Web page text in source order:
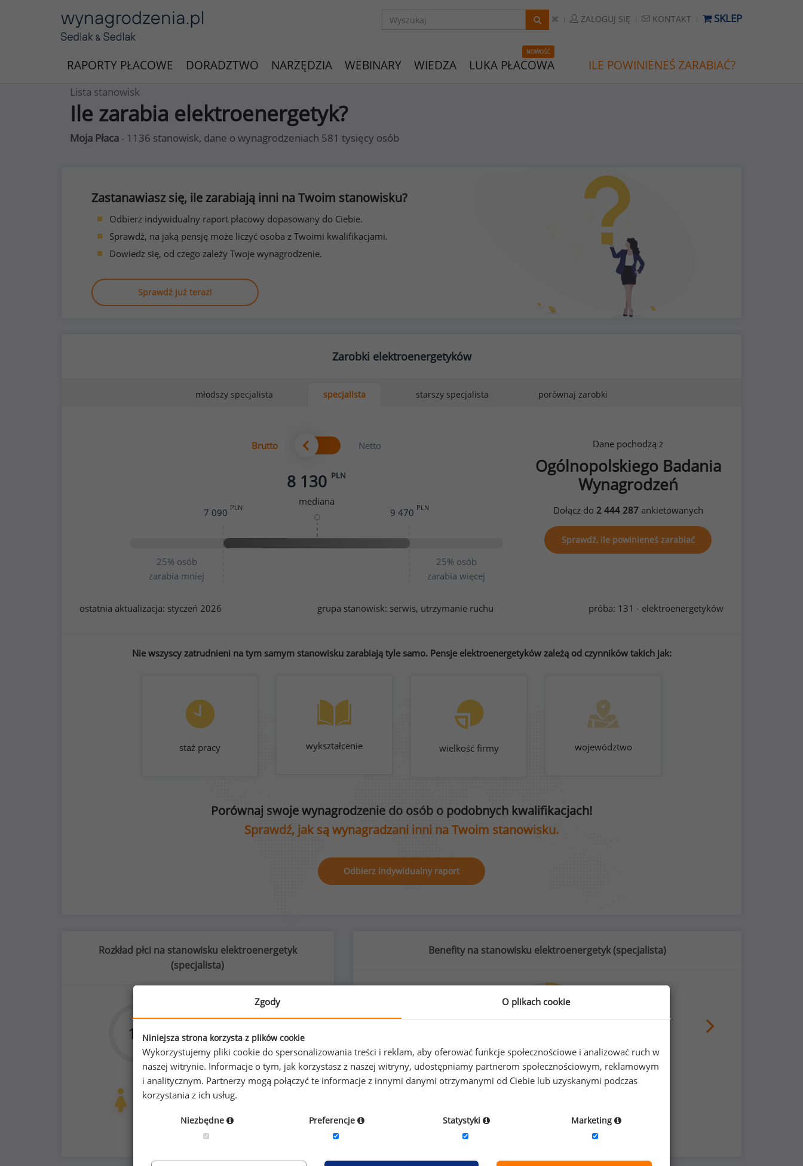
ZALOGUJ SIĘ KONTAKT SKLEP
RAPORTY PŁACOWE DORADZTWO NARZĘDZIA WEBINARY WIEDZA
NOWOŚĆ
LUKA PŁACOWA ILE POWINIENEŚ ZARABIAĆ?
Lista stanowisk
Ile zarabia elektroenergetyk?
Moja Płaca - 1136 stanowisk, dane o wynagrodzeniach 581 tysięcy osób
Zastanawiasz się, ile zarabiają inni na Twoim stanowisku?
Odbierz indywidualny raport płacowy dopasowany do Ciebie.
Sprawdź, na jaką pensję może liczyć osoba z Twoimi kwalifikacjami.
Dowiedz się, od czego zależy Twoje wynagrodzenie.
Sprawdź już teraz!
Zarobki elektroenergetyków
młodszy specjalista specjalista starszy specjalista porównaj zarobki
Brutto Netto
8 130 PLN
mediana
25% osób
zarabia mniej
25% osób
zarabia więcej
7 090 PLN 9 470 PLN
Dane pochodzą z
Ogólnopolskiego Badania
Wynagrodzeń
Dołącz do 2 444 287ankietowanych
Sprawdź, ile powinieneś zarabiać
ostatnia aktualizacja: styczeń 2026 grupa stanowisk: serwis, utrzymanie ruchu próba: 131 - elektroenergetyków
Nie wszyscy zatrudnieni na tym samym stanowisku zarabiają tyle samo. Pensje elektroenergetyków zależą od czynników takich jak:
staż pracy wykształcenie wielkość firmy województwo
Porównaj swoje wynagrodzenie do osób o podobnych kwalifikacjach!
Sprawdź, jak są wynagradzani inni na Twoim stanowisku.
Odbierz indywidualny raport
Rozkład płci na stanowisku elektroenergetyk
(specjalista)
1 %
Kobiety
99%
Benefity na stanowisku elektroenergetyk (specjalista)
30%
ubezpieczenie na życie/NNW
30%
prywatna opieka medyczna dla pracownika
Zgody O plikach cookie
Niniejsza strona korzysta z plików cookie
Wykorzystujemy pliki cookie do spersonalizowania treści i reklam, aby oferować funkcje społecznościowe i analizować ruch w
naszej witrynie. Informacje o tym, jak korzystasz z naszej witryny, udostępniamy partnerom społecznościowym, reklamowym
i analitycznym. Partnerzy mogą połączyć te informacje z innymi danymi otrzymanymi od Ciebie lub uzyskanymi podczas
korzystania z ich usług.
Niezbędne Preferencje Statystyki Marketing